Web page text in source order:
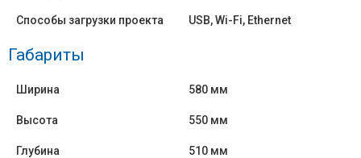
Способы загрузки проекта USB, Wi-Fi, Ethernet
Габариты
Ширина 580 мм
Высота 550 мм
Глубина 510 мм